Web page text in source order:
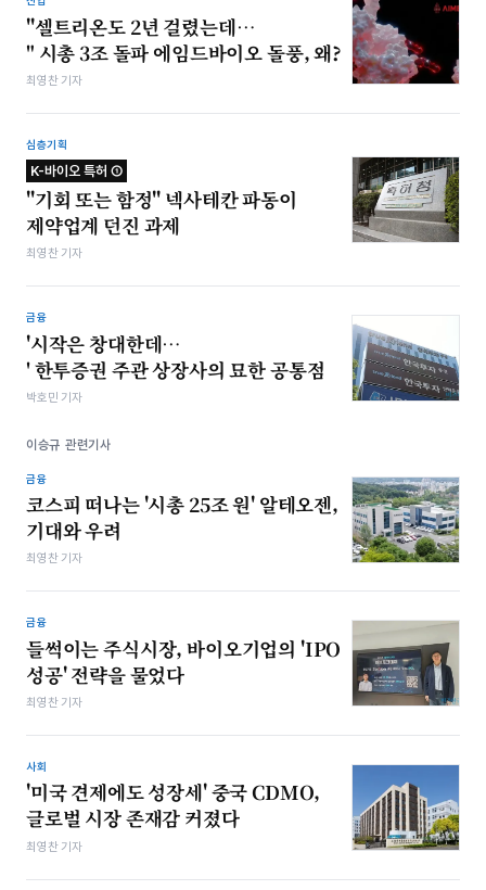
"셀트리온도 2년 걸렸는데…
" 시총 3조 돌파 에임드바이오 돌풍, 왜?
최영찬 기자
심층기획
K-바이오 특허 ①
"기회 또는 함정" 넥사테칸 파동이
제약업계 던진 과제
최영찬 기자
금융
'시작은 창대한데…
' 한투증권 주관 상장사의 묘한 공통점
박호민 기자
이승규 관련기사
금융
코스피 떠나는 '시총 25조 원' 알테오젠,
기대와 우려
최영찬 기자
금융
들썩이는 주식시장, 바이오기업의 'IPO
성공' 전략을 물었다
최영찬 기자
사회
'미국 견제에도 성장세' 중국 CDMO,
글로벌 시장 존재감 커졌다
최영찬 기자